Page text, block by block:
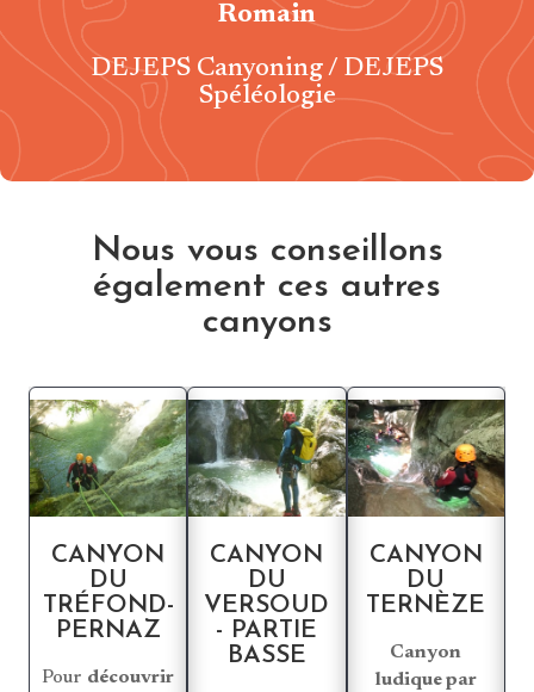
Romain
DEJEPS Canyoning / DEJEPS
Spéléologie
Nous vous conseillons
également ces autres
canyons
CANYON
DU
TRÉFOND-
PERNAZ
Pour découvrir
CANYON
DU
VERSOUD
- PARTIE
BASSE
CANYON
DU
TERNÈZE
Canyon
ludique par